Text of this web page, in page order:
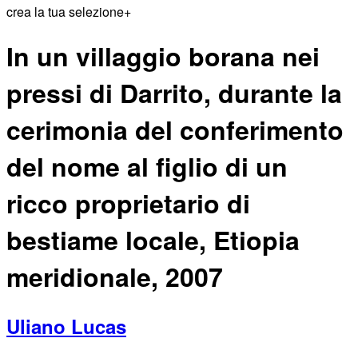
crea la tua selezione+
In un villaggio borana nei
pressi di Darrito, durante la
cerimonia del conferimento
del nome al figlio di un
ricco proprietario di
bestiame locale, Etiopia
meridionale, 2007
Uliano Lucas